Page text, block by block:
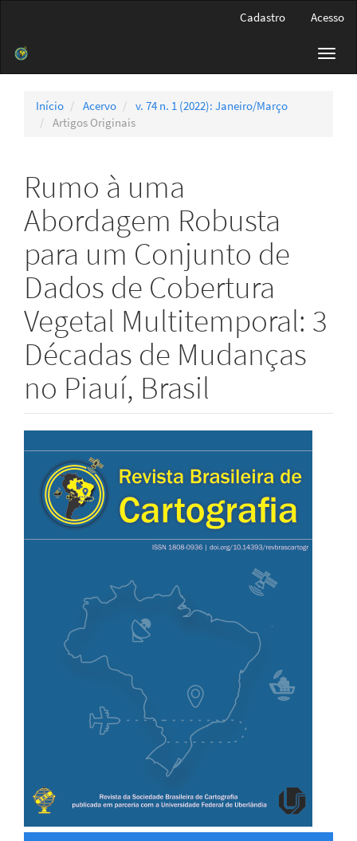
Barra
Cadastro Acesso
Início Acervo
v. 74 n. 1 (2022): Janeiro/Março
Artigos Originais
Rumo à uma
Abordagem Robusta
para um Conjunto de
Dados de Cobertura
Vegetal Multitemporal: 3
Décadas de Mudanças
no Piauí, Brasil
Barra
lateral
de
artigos